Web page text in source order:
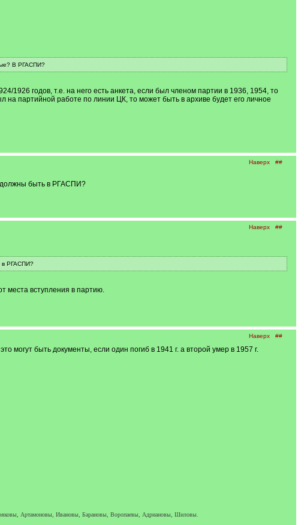
В РГАСПИ?
1926 годов, т.е. на него есть анкета, если был членом партии в 1936, 1954, то
партийной работе по линии ЦК, то может быть в архиве будет его личное
Наверх ##
должны быть в РГАСПИ?
Наверх ##
в РГАСПИ?
места вступления в партию.
Наверх ##
могут быть документы, если один погиб в 1941 г. а второй умер в 1957 г.
Артамоновы, Ивановы, Барановы, Воропаевы, Адриановы, Шиловы.